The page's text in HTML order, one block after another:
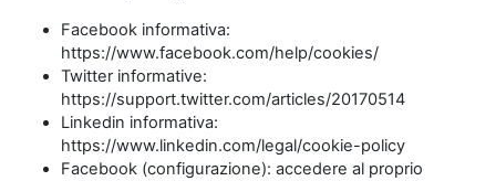
Facebook informativa:
https://www.facebook.com/help/cookies/
Twitter informative:
https://support.twitter.com/articles/20170514
Linkedin informativa:
https://www.linkedin.com/legal/cookie-policy
Facebook (configurazione): accedere al proprio